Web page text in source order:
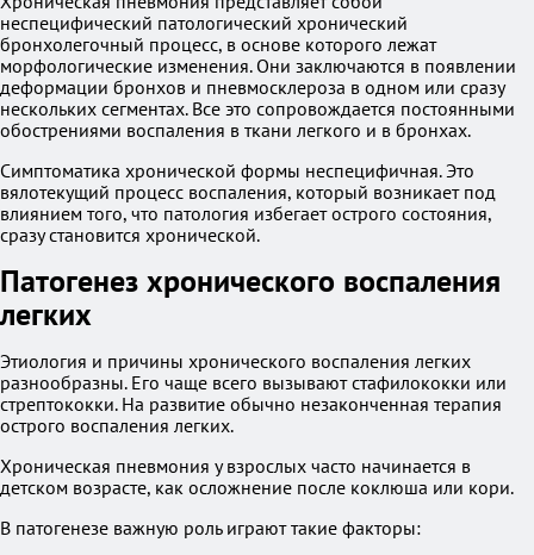
неспецифический патологический хронический
бронхолегочный процесс, в основе которого лежат
морфологические изменения. Они заключаются в появлении
деформации бронхов и пневмосклероза в одном или сразу
нескольких сегментах. Все это сопровождается постоянными
обострениями воспаления в ткани легкого и в бронхах.
Симптоматика хронической формы неспецифичная. Это
вялотекущий процесс воспаления, который возникает под
влиянием того, что патология избегает острого состояния,
сразу становится хронической.
Патогенез хронического воспаления
легких
Этиология и причины хронического воспаления легких
разнообразны. Его чаще всего вызывают стафилококки или
стрептококки. На развитие обычно незаконченная терапия
острого воспаления легких.
Хроническая пневмония у взрослых часто начинается в
детском возрасте, как осложнение после коклюша или кори.
В патогенезе важную роль играют такие факторы: